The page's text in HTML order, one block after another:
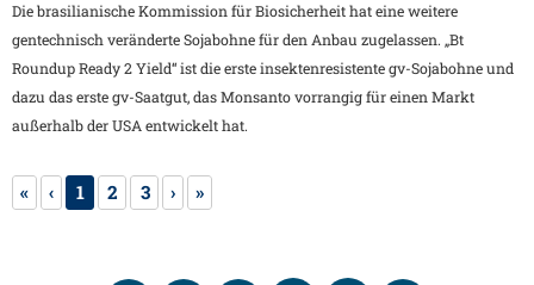
Die brasilianische Kommission für Biosicherheit hat eine weitere
gentechnisch veränderte Sojabohne für den Anbau zugelassen. „Bt
Roundup Ready 2 Yield“ ist die erste insektenresistente gv-Sojabohne und
dazu das erste gv-Saatgut, das Monsanto vorrangig für einen Markt
außerhalb der USA entwickelt hat.
« ‹ 1 2 3 › »